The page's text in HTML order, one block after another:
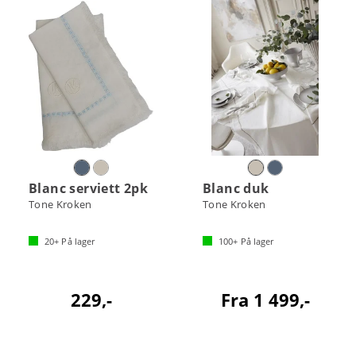
Blanc serviett 2pk
Tone Kroken
20+ På lager
229,-
Blanc duk
Tone Kroken
100+ På lager
Fra 1 499,-